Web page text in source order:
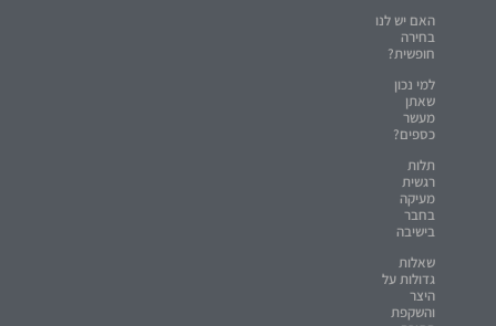
האם יש לנו
בחירה
חופשית?
למי נכון
שאתן
מעשר
כספים?
תלות
רגשית
מעיקה
בחבר
בישיבה
שאלות
גדולות על
היצר
והשקפת